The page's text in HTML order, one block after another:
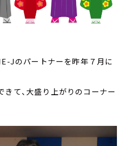
Jのパートナーを昨年７月に
て、大盛り上がりのコーナー